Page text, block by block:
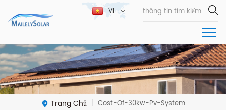
VI
Trang Chủ | Cost-Of-30kw-Pv-System